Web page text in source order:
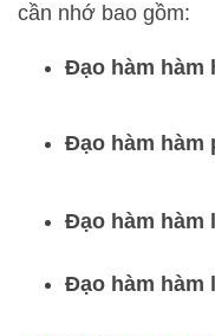
cần nhớ bao gồm:
Đạo hàm hàm
Đạo hàm hàm
Đạo hàm hàm
Đạo hàm hàm